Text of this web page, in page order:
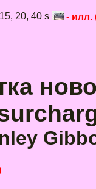
15, 20, 40 s - илл.